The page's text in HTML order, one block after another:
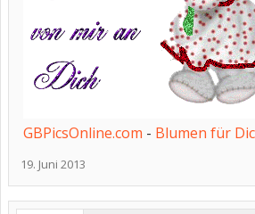
GBPicsOnline.com - Blumen für
19. Juni 2013